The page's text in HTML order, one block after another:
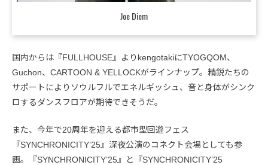
Joe Diem
国内からは『FULLHOUSE』よりkengotakiにTYOGQOM、
Guchon、CARTOON & YELLOCKがラインナップ。精鋭たちの
サポートによりソウルフルでエネルギッシュ、音と身体がシンク
ロするダンスフロアが期待できそうだ。
また、今年で20周年を迎える都市型回遊フェス
『SYNCHRONICITY’25』深夜公演のコネクト会場としても参
画。『SYNCHRONICITY’25』と『SYNCHRONICITY’25